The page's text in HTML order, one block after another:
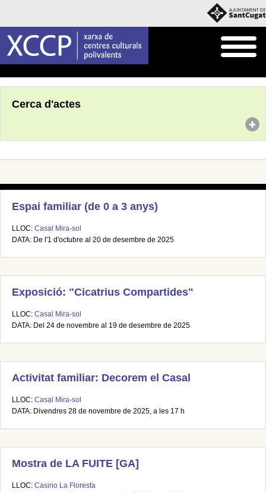
Cerca d'actes
Espai familiar (de 0 a 3 anys)
LLOC: Casal Mira-sol
DATA: De l'1 d'octubre al 20 de desembre de 2025
Exposició: "Cicatrius Compartides"
LLOC: Casal Mira-sol
DATA: Del 24 de novembre al 19 de desembre de 2025
Activitat familiar: Decorem el Casal
LLOC: Casal Mira-sol
DATA: Divendres 28 de novembre de 2025, a les 17 h
Mostra de LA FUITE [GA]
LLOC: Casino La Floresta